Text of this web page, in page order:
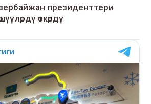
президенттери
өткөрдү